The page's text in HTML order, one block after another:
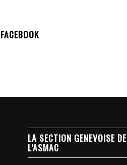
FACEBOOK
LA SECTION GENEVOISE DE
L’ASMAC